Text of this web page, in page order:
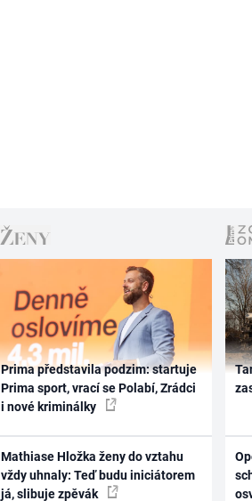
Prima představila podzim: startuje
Prima sport, vrací se Polabí, Zrádci
i nové kriminálky
Mathiase Hložka ženy do vztahu
vždy uhnaly: Teď budu iniciátorem
já, slibuje zpěvák